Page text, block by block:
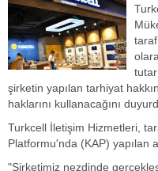
şirketin yapılan tarhiyat
haklarını kullanacağını
Turkcell İletişim Hizmetleri,
Platformu'nda (KAP) yapılan
"Şirketimiz nezdinde